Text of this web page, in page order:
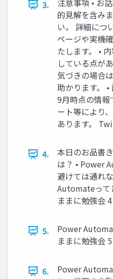
3.
注意事項 • お
的見解を含み
い。 詳細につ
ページや実機
たします。 •
している点が
気づきの場合
助かります。
9月時点の情報
ート等により
あります。
4.
本日のお品書
は？ • Power
避けては通れ
Automateっ
ままに勉強会 4
5.
Power
ままに勉強会 5
6.
Power